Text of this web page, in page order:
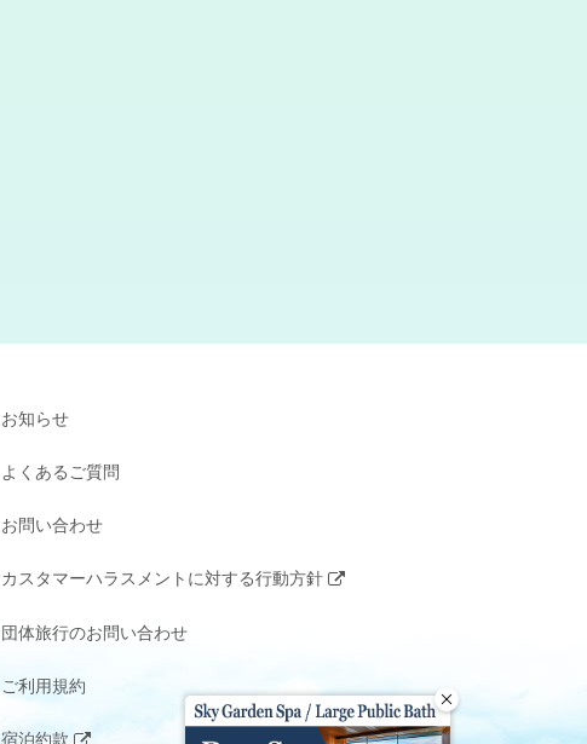
お知らせ
よくあるご質問
お問い合わせ
カスタマーハラスメントに対する行動方針
団体旅行のお問い合わせ
ご利用規約
宿泊約款